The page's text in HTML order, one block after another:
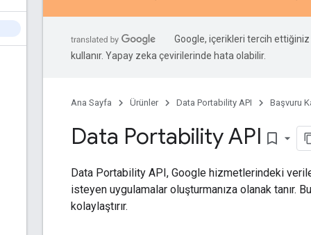
Google, içerikleri tercih
kullanır. Yapay zeka çevirilerinde hata olabilir.
Ana Sayfa Ürünler Data Portability API Başvuru
Data Portability API bookmark_border
Data Portability API, Google hizmetlerindeki
isteyen uygulamalar oluşturmanıza olanak tanır.
kolaylaştırır.